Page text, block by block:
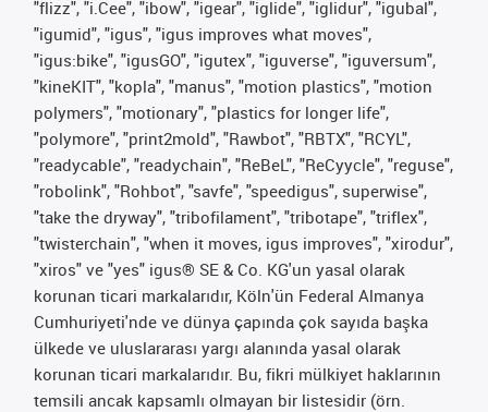
"flizz", "i.Cee", "ibow", "igear", "iglide", "iglidur", "igubal",
"igumid", "igus", "igus improves what moves",
"igus:bike", "igusGO", "igutex", "iguverse", "iguversum",
"kineKIT", "kopla", "manus", "motion plastics", "motion
polymers", "motionary", "plastics for longer life",
"polymore", "print2mold", "Rawbot", "RBTX", "RCYL",
"readycable", "readychain", "ReBeL", "ReCyycle", "reguse",
"robolink", "Rohbot", "savfe", "speedigus", superwise",
"take the dryway", "tribofilament", "tribotape", "triflex",
"twisterchain", "when it moves, igus improves", "xirodur",
"xiros" ve "yes" igus® SE & Co. KG'un yasal olarak
korunan ticari markalarıdır, Köln'ün Federal Almanya
Cumhuriyeti'nde ve dünya çapında çok sayıda başka
ülkede ve uluslararası yargı alanında yasal olarak
korunan ticari markalarıdır. Bu, fikri mülkiyet haklarının
temsili ancak kapsamlı olmayan bir listesidir (örn.